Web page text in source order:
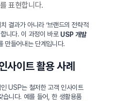
표현합니다.
결과가 아니라 ‘브랜드의 전략적
니다. 이 과정이 바로 USP 개발
만들어내는 단계입니다.
사이트 활용 사례
USP는 철저한 고객 인사이트
습니다. 예를 들어, 한 생활용품